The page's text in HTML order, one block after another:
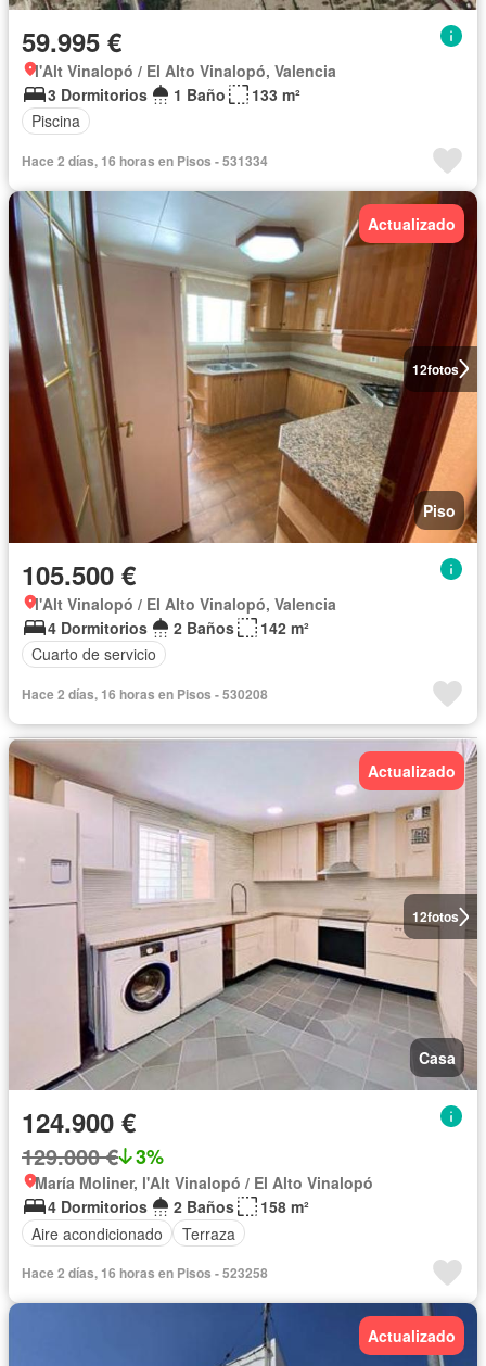
59.995 €
l'Alt Vinalopó / El Alto Vinalopó, Valencia
3 Dormitorios
1 Baño
133 m²
Piscina
Hace 2 días, 16 horas en Pisos - 531334
12fotos
Actualizado
Piso
105.500 €
l'Alt Vinalopó / El Alto Vinalopó, Valencia
4 Dormitorios
2 Baños
142 m²
Cuarto de servicio
Hace 2 días, 16 horas en Pisos - 530208
12fotos
Actualizado
Casa
124.900 €
129.000 € 3%
María Moliner, l'Alt Vinalopó / El Alto Vinalopó
4 Dormitorios
2 Baños
158 m²
Aire acondicionado
Terraza
Hace 2 días, 16 horas en Pisos - 523258
Actualizado